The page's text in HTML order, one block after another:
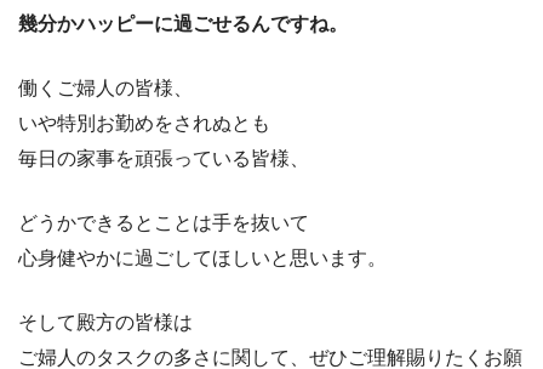
幾分かハッピーに過ごせるんですね。
働くご婦人の皆様、
いや特別お勤めをされぬとも
毎日の家事を頑張っている皆様、
どうかできるとことは手を抜いて
心身健やかに過ごしてほしいと思います。
そして殿方の皆様は
ご婦人のタスクの多さに関して、ぜひご理解賜りたくお願